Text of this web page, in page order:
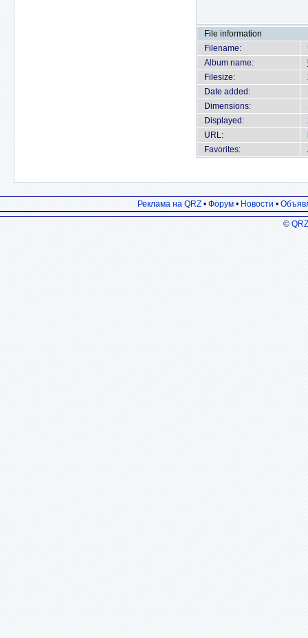
File information
Filename:
Album name:
Filesize:
Date added:
Dimensions:
Displayed:
URL:
Favorites:
Реклама на QRZ • Форум • Новости •
©